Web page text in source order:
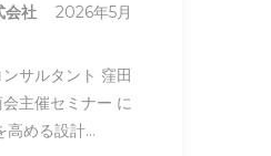
会社
2026年5月
サルタント 窪田
主催セミナー に
高める設計…